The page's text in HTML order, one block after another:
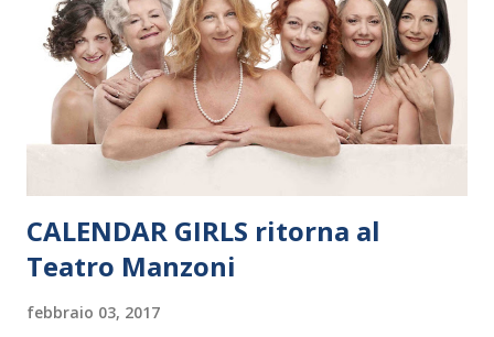
consecutivo. Il pubblico milanese avrà il piacere di applaudire i
giovani artisti della Baltic Sea Youth Philharmonic per la quarta
volta. L’orchestra, fondata nel 2008 da Kristjan Järvi (affiancato
da un prestigioso consiglio di consulent...
CALENDAR GIRLS ritorna al
Teatro Manzoni
febbraio 03, 2017